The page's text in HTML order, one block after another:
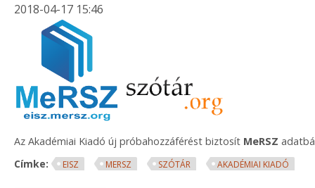
2018-04-17 15:46
Az Akadémiai Kiadó új próbahozzáférést biztosít MeRSZ
Címke:
EISZ MERSZ SZÓTÁR AKADÉMIAI KIADÓ